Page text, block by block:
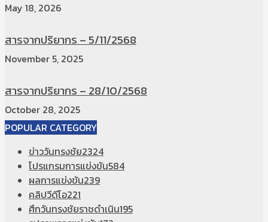
May 18, 2026
สารจากปริยากร – 5/11/2568
November 5, 2025
สารจากปริยากร – 28/10/2568
October 28, 2025
POPULAR CATEGORY
ข่าววันทรงชัย2324
โปรแกรมการแข่งขัน584
ผลการแข่งขัน239
คลิปวีดีโอ221
ศึกวันทรงชัยราชดำเนิน195